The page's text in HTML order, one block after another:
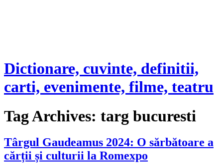
Dictionare, cuvinte, definitii,
carti, evenimente, filme, teatru
Tag Archives: targ bucuresti
Târgul Gaudeamus 2024: O sărbătoare a
cărții și culturii la Romexpo